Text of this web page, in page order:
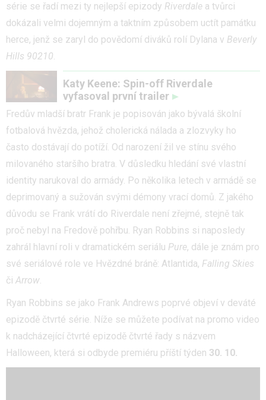
série se řadí mezi ty nejlepší epizody Riverdale a tvůrci
dokázali velmi dojemným a taktním způsobem uctít památku
herce, jenž se zaryl do povědomí diváků rolí Dylana v Beverly
Hills 90210.
Katy Keene: Spin-off Riverdale
vyfasoval první trailer
Fredův mladší bratr Frank je popisován jako bývalá školní
fotbalová hvězda, jehož cholerická nálada a zlozvyky ho
často dostávají do potíží. Od narození žil ve stínu svého
milovaného staršího bratra. V důsledku hledání své vlastní
identity narukoval do armády. Po několika letech v armádě se
deprimovaný a sužován svými démony vrací domů. Z jakého
důvodu se Frank vrátí do Riverdale není zřejmé, stejně tak
proč nebyl na Fredově pohřbu. Ryan Robbins si naposledy
zahrál hlavní roli v dramatickém seriálu Pure, dále je znám pro
své seriálové role ve Hvězdné bráně: Atlantida, Falling Skies
či Arrow.
Ryan Robbins se jako Frank Andrews poprvé objeví v deváté
epizodě čtvrté série. Níže se můžete podívat na promo video
k nadcházející čtvrté epizodě čtvrté řady s názvem
Halloween, která si odbyde premiéru příští týden 30. 10.